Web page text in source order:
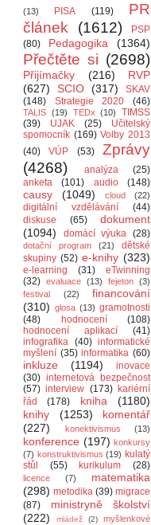
(13)
PISA (119)
PR
článek
(1612)
PSP
(80)
Pedagogika (1364)
Přečtěte si (2698)
Přijímačky (216)
RVP
(627)
SCIO (317)
SKAV
(148)
Strategie 2020 (46)
TALIS (19) TEDx (10)
TIMSS
(39)
UJAK (25)
Učitelský
spomocník (169) Volby 2013
(40)
VÚP (53)
Zprávy
(4268)
analýza
(25)
anketa
(101) audio (148)
causy (1049) cloud (22)
digitální vzdělávání
(44)
diskuse
(65)
dokument
(1094)
domácí výuka (28)
dotační program (21)
dětské
skupiny (52) e-knihy (323)
e-learning (31)
eTwinning
(32) evaluace (13) fejeton (3)
festival
(22)
financování
(310) glosa (13) gramotnosti
(48)
hodnocení
(108)
hodnocení aplikací
(41)
infografika (40) informatické
myšlení (35) informatika (60)
inkluze (1194)
inovace
(30) internetová bezpečnost
(57) interview (173) kariérní
řád
(178) kniha
(1180)
knihy
(1253)
komentář
(227)
konektivismus (13)
konference (197) konkursy
(7) konstruktivismus (19) kulatý
stůl
(55) kurikulum (28)
licence (7)
matematika
(298) metodika (39) migrace
(87)
ministryně školství
(222)
mládež (2)
myšlenkové